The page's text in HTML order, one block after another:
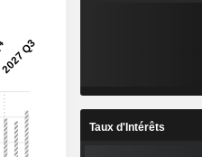
Taux d'Intérêts